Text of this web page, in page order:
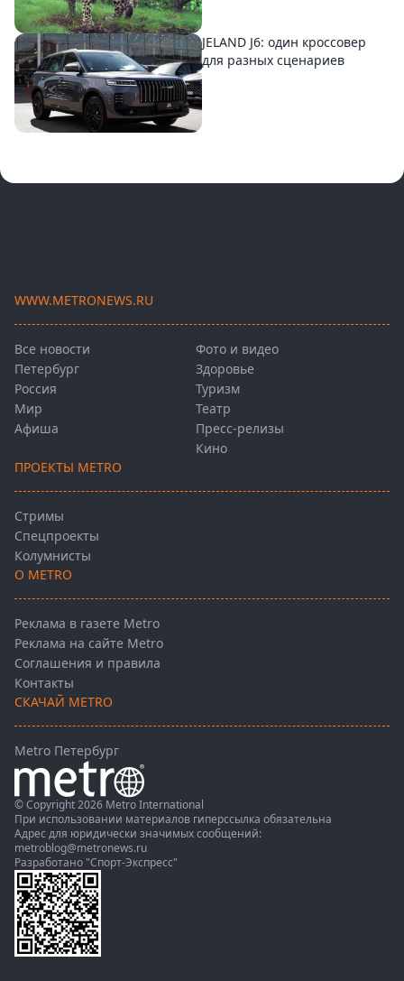
JELAND J6: один кроссовер
для разных сценариев
WWW.METRONEWS.RU
Все новости
Петербург
Россия
Мир
Афиша
Фото и видео
Здоровье
Туризм
Театр
Пресс-релизы
Кино
ПРОЕКТЫ METRO
Стримы
Спецпроекты
Колумнисты
О METRO
Реклама в газете Metro
Реклама на сайте Metro
Соглашения и правила
Контакты
СКАЧАЙ METRO
Metro Петербург
© Copyright 2026 Metro International
При использовании материалов гиперссылка обязательна
Адрес для юридически значимых сообщений:
metroblog@metronews.ru
Разработано "Спорт-Экспресс"